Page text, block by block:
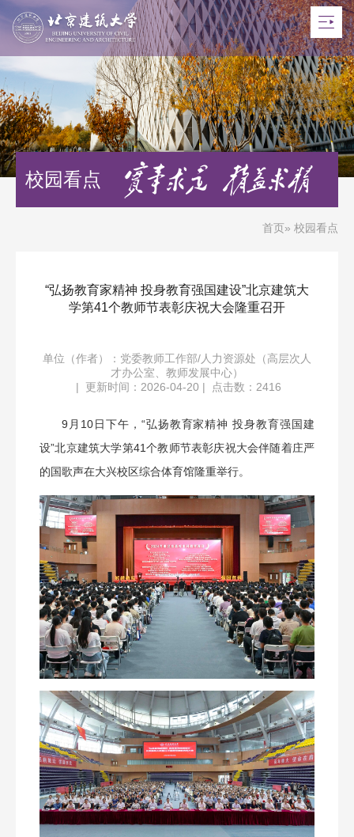
校园看点
首页» 校园看点
“弘扬教育家精神 投身教育强国建设”北京建筑大
学第41个教师节表彰庆祝大会隆重召开
单位（作者）：党委教师工作部/人力资源处（高层次人
才办公室、教师发展中心）
| 更新时间：2026-04-20 | 点击数： 2416
9月10日下午，“弘扬教育家精神 投身教育强国建
设”北京建筑大学第41个教师节表彰庆祝大会伴随着庄严
的国歌声在大兴校区综合体育馆隆重举行。